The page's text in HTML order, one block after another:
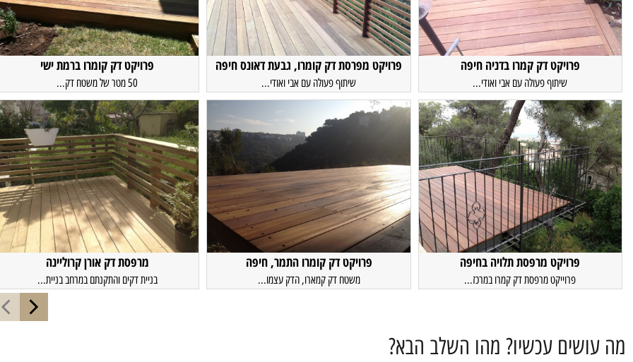
פרויקט דק קמרו בדניה חיפה
שיתוף פעולה עם אבי ואודי...
פרויקט מפרסת דק קומרו, גבעת דאונס חיפה
שיתוף פעולה עם אבי ואודי...
פרויקט דק קומרו ברמת ישי
50 מטר של משטח דק...
פרויקט מרפסת תלויה בחיפה
פרוייקט מרפסת דק קמרו במרכז...
פרויקט דק קומרו התמר, חיפה
משטח דק קמארו, הדק עצמו...
מרפסת דק אורן קרוליינה
בניית דקים והתקנתם במרחב בניית...
מה עושים עכשיו? מהו השלב הבא?